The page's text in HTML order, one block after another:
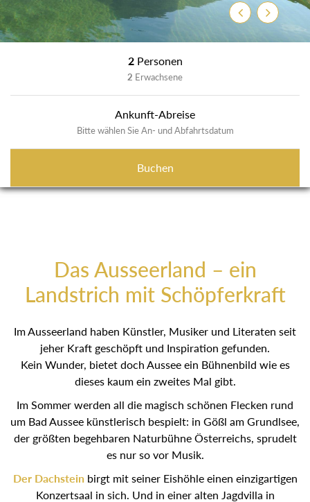
ZurückWeiter
2 Personen
2 Erwachsene
Ankunft-Abreise
Bitte wählen Sie An- und Abfahrtsdatum
Buchen
Das Ausseerland – ein
Landstrich mit Schöpferkraft
Im Ausseerland haben Künstler, Musiker und Literaten seit
jeher Kraft geschöpft und Inspiration gefunden.
Kein Wunder, bietet doch Aussee ein Bühnenbild wie es
dieses kaum ein zweites Mal gibt.
Im Sommer werden all die magisch schönen Flecken rund
um Bad Aussee künstlerisch bespielt: in Gößl am Grundlsee,
der größten begehbaren Naturbühne Österreichs, sprudelt
es nur so vor Musik.
Der Dachstein birgt mit seiner Eishöhle einen einzigartigen
Konzertsaal in sich. Und in einer alten Jagdvilla in